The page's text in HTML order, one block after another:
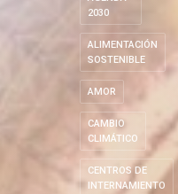
2030
ALIMENTACIÓN
SOSTENIBLE
AMOR
CAMBIO
CLIMÁTICO
CENTROS DE
INTERNAMIENTO